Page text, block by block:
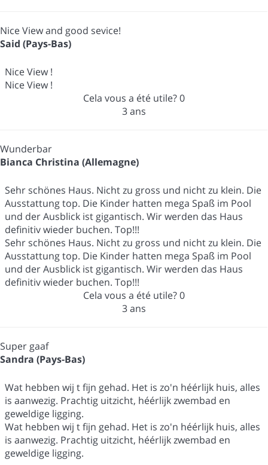
Nice View and good sevice!
Said (Pays-Bas)
Nice View !
Nice View !
Cela vous a été utile?0
3 ans
Wunderbar
Bianca Christina (Allemagne)
Sehr schönes Haus. Nicht zu gross und nicht zu klein. Die
Ausstattung top. Die Kinder hatten mega Spaß im Pool
und der Ausblick ist gigantisch. Wir werden das Haus
definitiv wieder buchen. Top!!!
Sehr schönes Haus. Nicht zu gross und nicht zu klein. Die
Ausstattung top. Die Kinder hatten mega Spaß im Pool
und der Ausblick ist gigantisch. Wir werden das Haus
definitiv wieder buchen. Top!!!
Cela vous a été utile?0
3 ans
Super gaaf
Sandra (Pays-Bas)
Wat hebben wij t fijn gehad. Het is zo'n héérlijk huis, alles
is aanwezig. Prachtig uitzicht, héérlijk zwembad en
geweldige ligging.
Wat hebben wij t fijn gehad. Het is zo'n héérlijk huis, alles
is aanwezig. Prachtig uitzicht, héérlijk zwembad en
geweldige ligging.